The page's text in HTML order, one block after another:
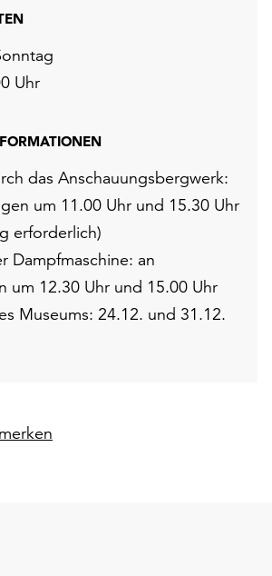
Uhr
das Anschauungsbergwerk:
um 11.00 Uhr und 15.30 Uhr
erforderlich)
Dampfmaschine: an
um 12.30 Uhr und 15.00 Uhr
Museums: 24.12. und 31.12.
Ausstellung merken